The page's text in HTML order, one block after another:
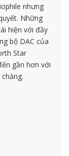
nhưng
Những
hiện với đầy
bộ DAC của
Star
gần hơn với